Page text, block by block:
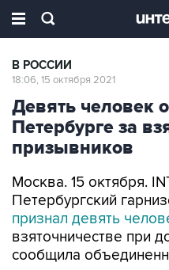
В РОССИИ
18:06, 15 октября 2021
Девять человек
Петербурге за
призывников
Москва. 15 октября.
Петербургский
признал девять
взяточничестве при
сообщила